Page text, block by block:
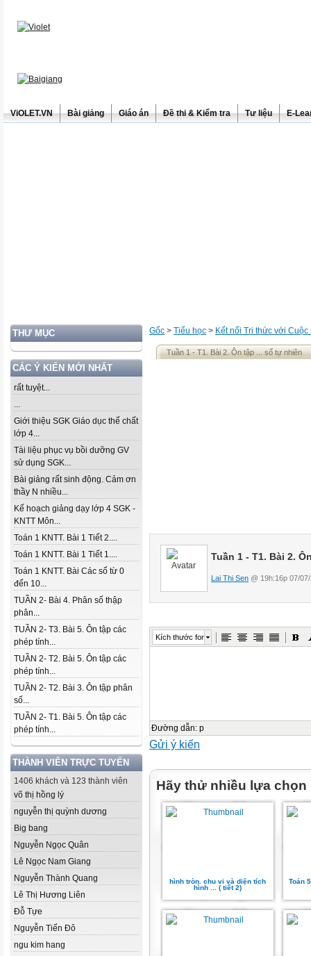
ViOLET.VN Bài giảng Giáo án Đề thi & Kiểm tra Tư liệu E-
THƯ MỤC
CÁC Ý KIẾN MỚI NHẤT
rất tuyệt...
...
Giới thiệu SGK Giáo dục thể chất
lớp 4...
Tài liệu phục vụ bồi dưỡng GV
sử dụng SGK...
Bài giảng rất sinh động. Cảm ơn
thầy N nhiều...
Kế hoạch giảng dạy lớp 4 SGK -
KNTT Môn...
Toán 1 KNTT. Bài 1 Tiết 2....
Toán 1 KNTT. Bài 1 Tiết 1....
Toán 1 KNTT. Bài Các số từ 0
đến 10...
TUẦN 2- Bài 4. Phân số thập
phân...
TUẦN 2- T3. Bài 5. Ôn tập các
phép tính...
TUẦN 2- T2. Bài 5. Ôn tập các
phép tính...
TUẦN 2- T2. Bài 3. Ôn tập phân
số...
TUẦN 2- T1. Bài 5. Ôn tập các
phép tính...
THÀNH VIÊN TRỰC TUYẾN
1406 khách và 123 thành viên
võ thị hồng lý
nguyễn thị quỳnh dương
Big bang
Nguyễn Ngọc Quân
Lê Ngọc Nam Giang
Nguyễn Thành Quang
Lê Thị Hương Liên
Đỗ Tựe
Nguyễn Tiến Đô
ngu kim hang
Gốc > Tiểu học > Kết nối Tri thức với Cuộc
Tuần 1 - T1. Bài 2. Ôn tập ... số tự nhiên
Tuần 1 - T1. Bài 2.
Lai Thi Sen @ 19h:16p 07/
Kích thước font
Đường dẫn: p
Gửi ý kiến
Hãy thử nhiều lựa chọn
hình tròn. chu vi và diện tích
hình ... ( tiết 2)
Toán